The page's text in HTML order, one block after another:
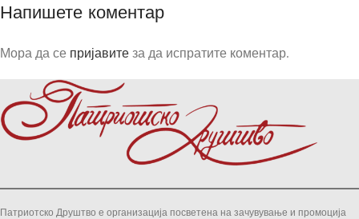
Напишете коментар
Мора да се пријавите за да испратите коментар.
Патриотско Друштво е организација посветена на зачувување и промоција